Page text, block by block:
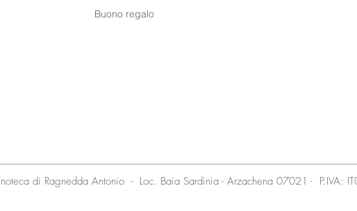
Buono regalo
di Ragnedda Antonio - Loc. Baia Sardinia - Arzachena 07021 - P.IVA: